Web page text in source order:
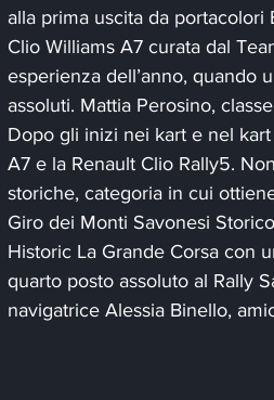
alla prima uscita da portacolori
Clio Williams A7 curata dal
esperienza dell’anno, quando
assoluti. Mattia Perosino,
Dopo gli inizi nei kart e nel
A7 e la Renault Clio Rally5.
storiche, categoria in cui
Giro dei Monti Savonesi
Historic La Grande Corsa con
quarto posto assoluto al Rally
navigatrice Alessia Binello,